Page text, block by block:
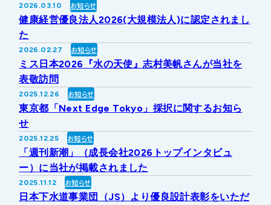
For Overseas
2026.03.10 お知らせ
健康経営優良法人2026(大規模法人)に認定されまし
た
2026.02.27 お知らせ
ミス日本2026『水の天使』志村美帆さんが当社を
表敬訪問
2025.12.26 お知らせ
東京都「Next Edge Tokyo」採択に関するお知ら
せ
2025.12.25 お知らせ
「週刊新潮」（成長会社2026トップインタビュ
ー）に当社が掲載されました
2025.11.12 お知らせ
日本下水道事業団（JS）より優良設計表彰をいただ